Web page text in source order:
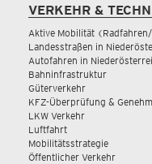
VERKEHR &
Aktive Mobilität
Landesstraßen in
Autofahren in
Bahninfrastruktur
Güterverkehr
KFZ-Überprüfung &
LKW Verkehr
Luftfahrt
Mobilitätsstrategie
Öffentlicher Verkehr